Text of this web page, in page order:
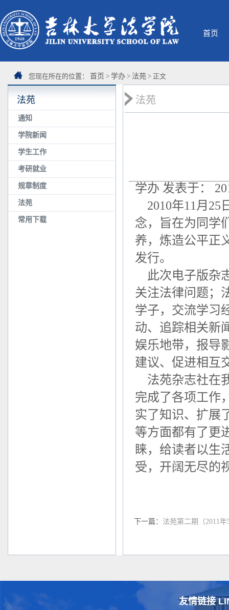
首页
您现在所在的位置： 首页 > 学办 > 法苑 > 正文
法苑
通知
学院新闻
学生工作
考研就业
规章制度
法苑
常用下载
法苑
学办 发表于：
2010年11月25
念，旨在为同学
养，炼造公平正
发行。
此次电子版杂
关注法律问题；
学子，交流学习
动、追踪相关新
娱乐地带，报导
建议、促进相互
法苑杂志社在
完成了各项工作
实了知识、扩展
等方面都有了更
睐，给读者以生
受，开阔无尽的
下一篇： 法苑第二期（2011
友情链接